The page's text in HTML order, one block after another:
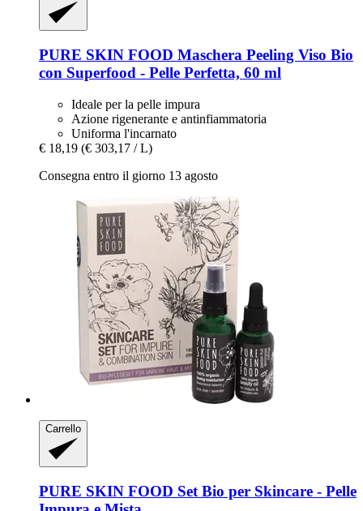
PURE SKIN FOOD Maschera Peeling Viso Bio
con Superfood -​ Pelle Perfetta, 60 ml
Ideale per la pelle impura
Azione rigenerante e antinfiammatoria
Uniforma l'incarnato
€ 18,19 (€ 303,17 / L)
Consegna entro il giorno 13 agosto
Carrello
PURE SKIN FOOD Set Bio per Skincare -​ Pelle